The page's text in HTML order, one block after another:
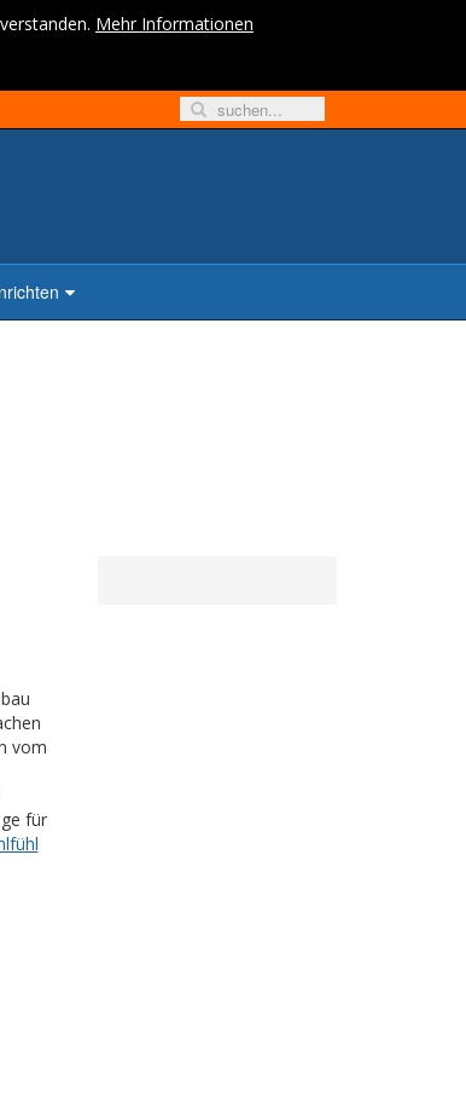
Mehr Informationen
vom
für